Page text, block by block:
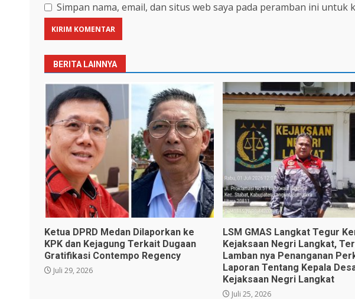
Simpan nama, email, dan situs web saya pada peramban ini untuk
BERITA LAINNYA
Ketua DPRD Medan Dilaporkan ke
KPK dan Kejagung Terkait Dugaan
Gratifikasi Contempo Regency
Juli 29, 2026
LSM GMAS Langkat Tegur
Kejaksaan Negri Langkat,
Lamban nya Penanganan
Laporan Tentang Kepala
Kejaksaan Negri Langkat
Juli 25, 2026